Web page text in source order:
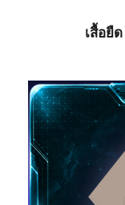
เสื้อยื